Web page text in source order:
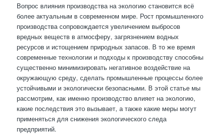
Вопрос влияния производства на экологию становится всё
более актуальным в современном мире. Рост промышленного
производства сопровождается увеличением выбросов
вредных веществ в атмосферу, загрязнением водных
ресурсов и истощением природных запасов. В то же время
современные технологии и подходы к производству способны
существенно минимизировать негативное воздействие на
окружающую среду, сделать промышленные процессы более
устойчивыми и экологически безопасными. В этой статье мы
рассмотрим, как именно производство влияет на экологию,
какие последствия это вызывает, а также какие меры могут
применяться для снижения экологического следа
предприятий.